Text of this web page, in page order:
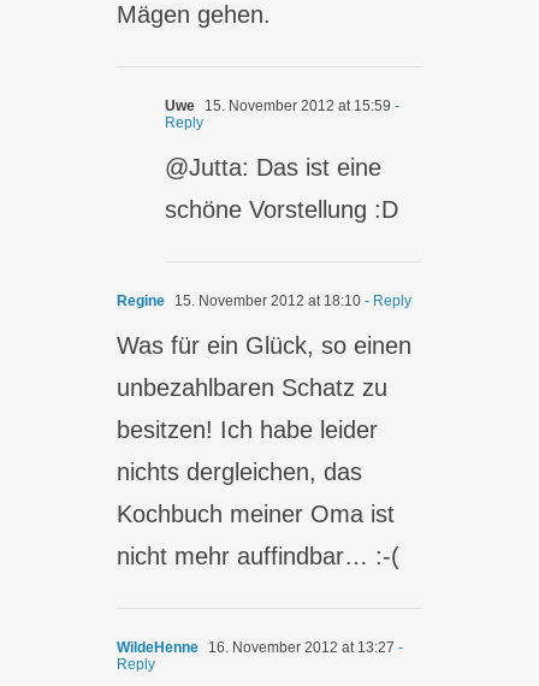
Mägen gehen.
Uwe 15. November 2012 at 15:59 -
Reply
@Jutta: Das ist eine
schöne Vorstellung :D
Regine 15. November 2012 at 18:10 - Reply
Was für ein Glück, so einen
unbezahlbaren Schatz zu
besitzen! Ich habe leider
nichts dergleichen, das
Kochbuch meiner Oma ist
nicht mehr auffindbar… :-(
WildeHenne 16. November 2012 at 13:27 -
Reply